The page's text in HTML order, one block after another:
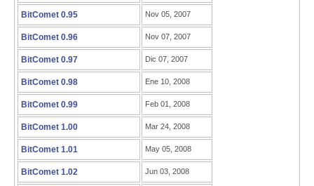
BitComet 0.95 Nov 05, 2007
BitComet 0.96 Nov 07, 2007
BitComet 0.97 Dic 07, 2007
BitComet 0.98 Ene 10, 2008
BitComet 0.99 Feb 01, 2008
BitComet 1.00 Mar 24, 2008
BitComet 1.01 May 05, 2008
BitComet 1.02 Jun 03, 2008